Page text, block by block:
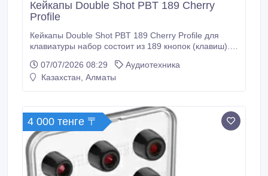
Кейкапы Double Shot PBT 189 Cherry
Profile
Кейкапы Double Shot PBT 189 Cherry Profile для
клавиатуры набор состоит из 189 кнопок (клавиш).
произведены из прочных фактурных материалов,
покрытие которых устойчивы к износу а также
07/07/2026 08:29
Аудиотехника
Казахстан, Алматы
4 000 тенге 〒